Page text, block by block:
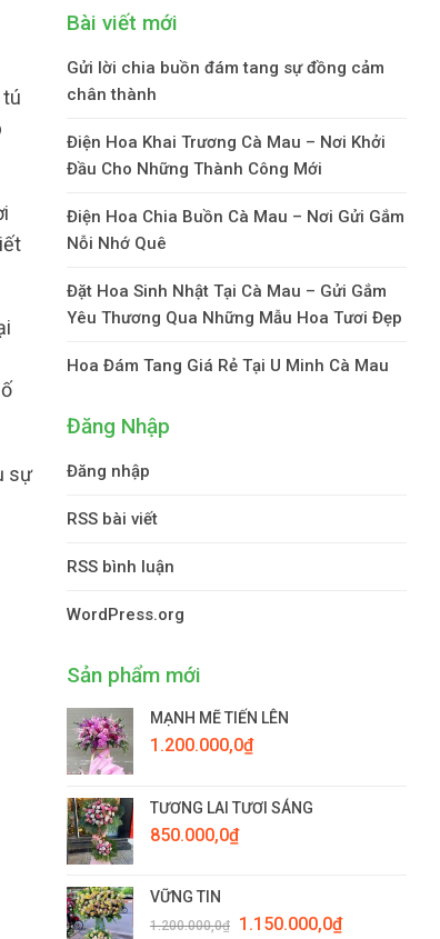
sự
Bài viết mới
Gửi lời chia buồn đám tang sự đồng cảm
chân thành
Điện Hoa Khai Trương Cà Mau – Nơi Khởi
Đầu Cho Những Thành Công Mới
Điện Hoa Chia Buồn Cà Mau – Nơi Gửi Gắm
Nỗi Nhớ Quê
Đặt Hoa Sinh Nhật Tại Cà Mau – Gửi Gắm
Yêu Thương Qua Những Mẫu Hoa Tươi Đẹp
Hoa Đám Tang Giá Rẻ Tại U Minh Cà Mau
Đăng Nhập
Đăng nhập
RSS bài viết
RSS bình luận
WordPress.org
Sản phẩm mới
MẠNH MẼ TIẾN LÊN
1.200.000,0₫
TƯƠNG LAI TƯƠI SÁNG
850.000,0₫
VỮNG TIN
1.200.000,0₫
Giá
1.150.000,0₫Giá